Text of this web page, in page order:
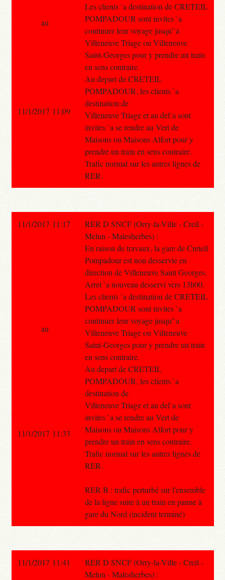
Les clients `a destination de CRETEIL
POMPADOUR sont invites `a
continuer leur voyage jusqu'`a
Villeneuve Triage ou Villeneuve
Saint-Georges pour y prendre un train
en sens contraire.
Au depart de CRETEIL
POMPADOUR, les clients `a
destination de
Villeneuve Triage et au del`a sont
invites `a se rendre au Vert de
Maisons ou Maisons Alfort pour y
prendre un train en sens contraire.
Trafic normal sur les autres lignes de
RER.
au
11/1/2017 11:09
11/1/2017 11:17
RER D SNCF (Orry-la-Ville - Creil -
Melun - Malesherbes) :
En raison de travaux, la gare de Creteil
Pompadour est non desservie en
direction de Villeneuve Saint Georges.
Arret `a nouveau desservi vers 13h00.
Les clients `a destination de CRETEIL
POMPADOUR sont invites `a
continuer leur voyage jusqu'`a
Villeneuve Triage ou Villeneuve
Saint-Georges pour y prendre un train
en sens contraire.
Au depart de CRETEIL
POMPADOUR, les clients `a
destination de
Villeneuve Triage et au del`a sont
invites `a se rendre au Vert de
Maisons ou Maisons Alfort pour y
prendre un train en sens contraire.
Trafic normal sur les autres lignes de
RER.
RER B : trafic perturbé sur l'ensemble
de la ligne suite à un train en panne à
gare du Nord (incident terminé)
au
11/1/2017 11:33
11/1/2017 11:41
RER D SNCF (Orry-la-Ville - Creil -
Melun - Malesherbes) :